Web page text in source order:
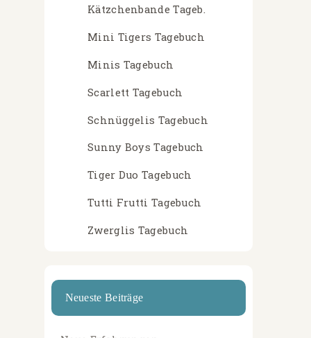
Kätzchenbande Tageb.
Mini Tigers Tagebuch
Minis Tagebuch
Scarlett Tagebuch
Schnüggelis Tagebuch
Sunny Boys Tagebuch
Tiger Duo Tagebuch
Tutti Frutti Tagebuch
Zwerglis Tagebuch
Neueste Beiträge